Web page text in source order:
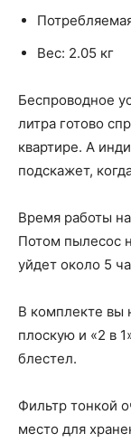
Вес: 2.05 кг
Беспроводное
литра готово
квартире. А
подскажет,
Время работы
Потом пылесос
уйдет около 5
В комплекте вы
плоскую и «2 в
блестел.
Фильтр тонкой
место для